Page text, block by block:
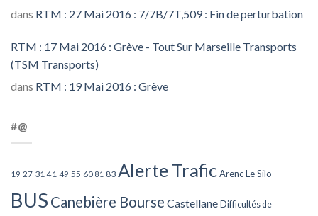
dans RTM : 27 Mai 2016 : 7/7B/7T,509 : Fin de perturbation
RTM : 17 Mai 2016 : Grève - Tout Sur Marseille Transports
(TSM Transports)
dans RTM : 19 Mai 2016 : Grève
#@
19 27 31 41 49 55 60 81 83 Alerte TraficArenc Le Silo
BUS Canebière Bourse Castellane Difficultés de